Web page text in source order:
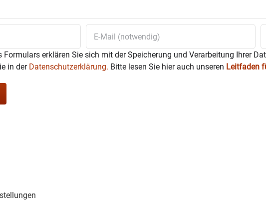
Formulars erklären Sie sich mit der Speicherung und Verarbeitung Ihrer
in der Datenschutzerklärung. Bitte lesen Sie hier auch unseren Leitfaden